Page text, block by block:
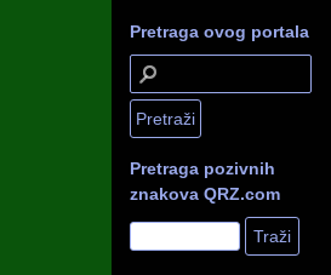
Pretraga ovog portala
Pretraga pozivnih
znakova QRZ.com